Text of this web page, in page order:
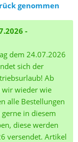
genommen
-
dem 24.07.2026
sich der
Ab
wir wieder wie
alle Bestellungen
in diesem
diese werden
versendet. Artikel